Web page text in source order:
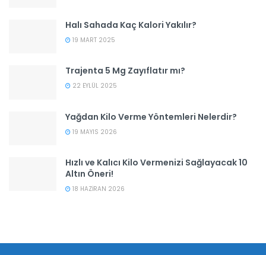
Halı Sahada Kaç Kalori Yakılır?
19 MART 2025
Trajenta 5 Mg Zayıflatır mı?
22 EYLÜL 2025
Yağdan Kilo Verme Yöntemleri Nelerdir?
19 MAYIS 2026
Hızlı ve Kalıcı Kilo Vermenizi Sağlayacak 10
Altın Öneri!
18 HAZIRAN 2026